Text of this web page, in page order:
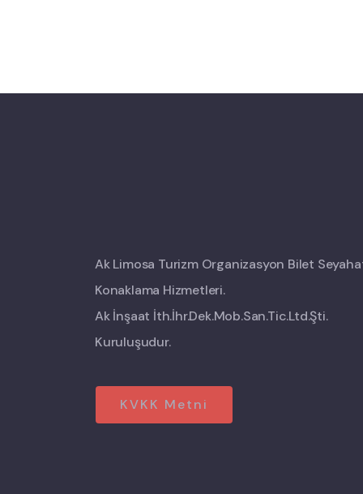
Ak Limosa Turizm Organizasyon Bilet
Konaklama Hizmetleri.
Ak İnşaat İth.İhr.Dek.Mob.San.Tic.Ltd.Şti.
Kuruluşudur.
KVKK Metni